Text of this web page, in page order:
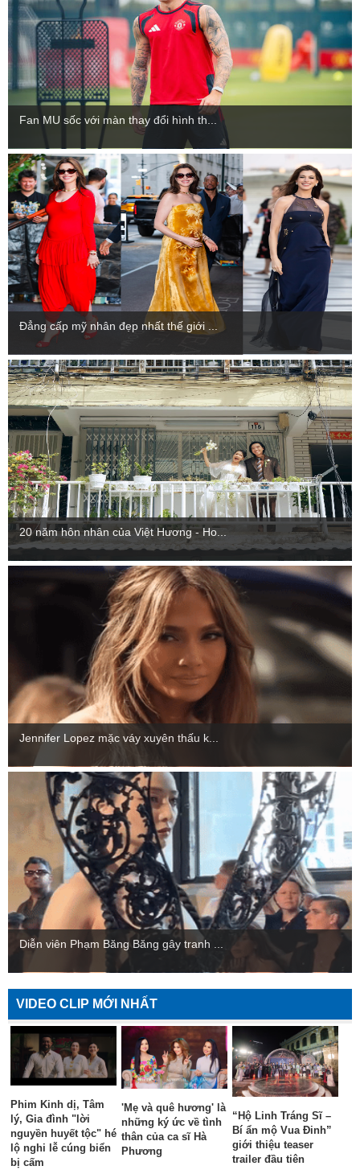
Fan MU sốc với màn thay đổi hình th...
Đẳng cấp mỹ nhân đẹp nhất thế giới ...
20 năm hôn nhân của Việt Hương - Ho...
Jennifer Lopez mặc váy xuyên thấu k...
Diễn viên Phạm Băng Băng gây tranh ...
VIDEO CLIP MỚI NHẤT
Phim Kinh dị, Tâm
lý, Gia đình "lời
nguyền huyết tộc" hé
lộ nghi lễ cúng biển
bị cấm
'Mẹ và quê hương' là
những ký ức về tình
thân của ca sĩ Hà
Phương
“Hộ Linh Tráng Sĩ –
Bí ẩn mộ Vua Đinh”
giới thiệu teaser
trailer đầu tiên